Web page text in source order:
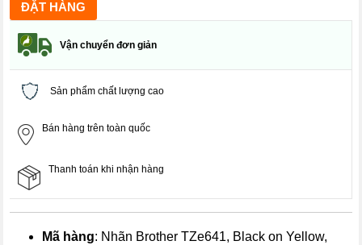
Vận chuyển đơn giản
Sản phẩm chất lượng cao
Bán hàng trên toàn quốc
Thanh toán khi nhận hàng
Mã hàng: Nhãn Brother TZe641, Black on Yellow,